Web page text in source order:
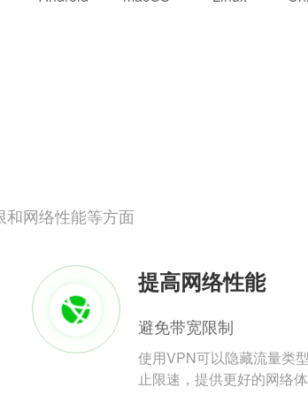
和网络性能等方面
提高网络性能
避免带宽限制
使用VPN可以隐藏流量类
止限速，提供更好的网络体